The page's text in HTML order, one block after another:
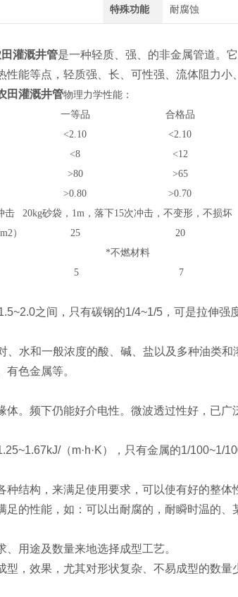
特殊功能 耐腐蚀
灌溉井管是一种轻质、强、的非金属管道。
性能等点，轻质强、长、可性强、流体阻力小
田灌溉井管物理力学性能：
一等品
合格品
<2.10
<8
>80
>0.80
<2.10
<12
>65
>0.70
击
20kg砂袋，1m，落下15次冲击，不变形，不损坏
）
25
20
*不燃材料
5 7
之间，只有碳钢的1/4~1/5，可是拉伸强
、水和一般浓度的酸、碱、盐以及多种油类
有色金属等。
体。频下仍能好介电性。微波透过性好，已广
（m·h·K），只有金属的1/100~1/
结构，来满足使用要求，可以使有好的整体
的性能，如：可以出耐腐的，耐瞬时温的、
用途及数量来地选择成型工艺。
，效果，尤其对形状复杂、不易成型的数量